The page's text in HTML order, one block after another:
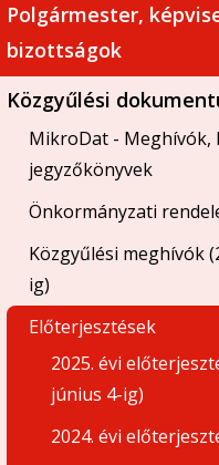
Polgármester,
bizottságok
Közgyűlési
MikroDat - Meghívók,
jegyzőkönyvek
Önkormányzati
Közgyűlési meghívók
ig)
Előterjesztések
2025. évi
június 4-ig)
2024. évi